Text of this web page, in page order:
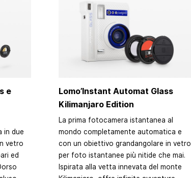
e
in due
vetro
ed
Lomo’Instant Automat Glass
Kilimanjaro Edition
La prima fotocamera istantanea al
mondo completamente automatica e
con un obiettivo grandangolare in vetro
per foto istantanee più nitide che mai.
Ispirata alla vetta innevata del monte